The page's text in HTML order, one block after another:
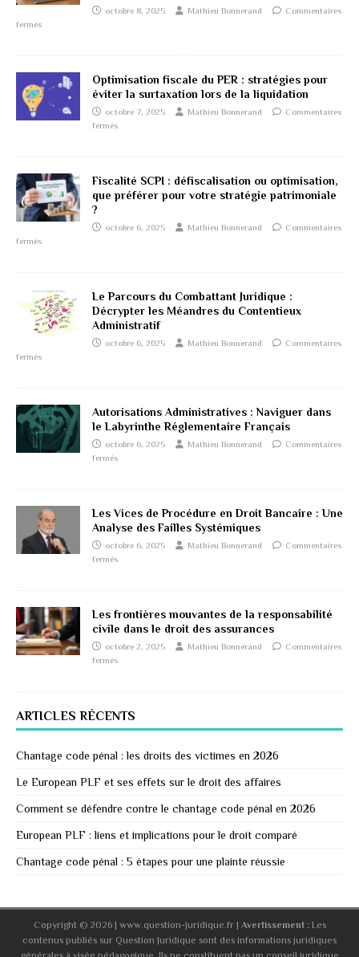
octobre 8, 2025 Mathieu Bonnerand
Commentaires
fermés
Optimisation fiscale du PER : stratégies pour
éviter la surtaxation lors de la liquidation
octobre 7, 2025 Mathieu Bonnerand
Commentaires
fermés
Fiscalité SCPI : défiscalisation ou optimisation,
que préférer pour votre stratégie patrimoniale
?
octobre 6, 2025 Mathieu Bonnerand
Commentaires
fermés
Le Parcours du Combattant Juridique :
Décrypter les Méandres du Contentieux
Administratif
octobre 6, 2025 Mathieu Bonnerand
Commentaires
fermés
Autorisations Administratives : Naviguer dans
le Labyrinthe Réglementaire Français
octobre 6, 2025 Mathieu Bonnerand
Commentaires
fermés
Les Vices de Procédure en Droit Bancaire : Une
Analyse des Failles Systémiques
octobre 6, 2025 Mathieu Bonnerand
Commentaires
fermés
Les frontières mouvantes de la responsabilité
civile dans le droit des assurances
octobre 2, 2025 Mathieu Bonnerand
Commentaires
fermés
ARTICLES RÉCENTS
Chantage code pénal : les droits des victimes en 2026
Le European PLF et ses effets sur le droit des affaires
Comment se défendre contre le chantage code pénal en 2026
European PLF : liens et implications pour le droit comparé
Chantage code pénal : 5 étapes pour une plainte réussie
Copyright © 2026 | www.question-juridique.fr | Avertissement :Les
contenus publiés sur Question Juridique sont des informations juridiques